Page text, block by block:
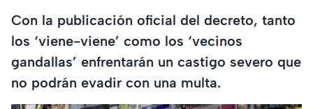
Con la publicación oficial del decreto, tanto
los ‘viene-viene’ como los ‘vecinos
gandallas’ enfrentarán un castigo severo que
no podrán evadir con una multa.